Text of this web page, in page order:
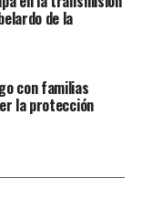
de la
con familias
la protección